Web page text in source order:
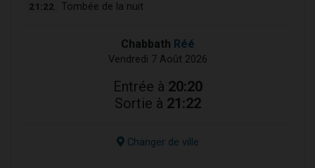
21:22 Tombée de la nuit
Chabbath Réé
Vendredi 7 Août 2026
Entrée à 20:20
Sortie à 21:22
Changer de ville